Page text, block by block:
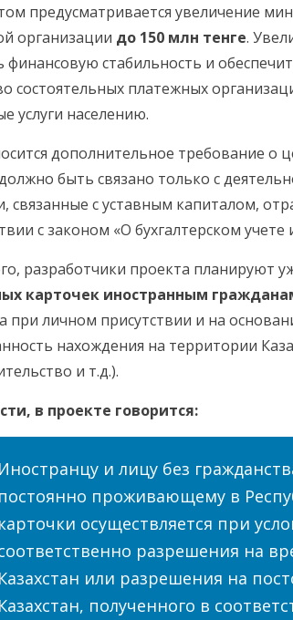
предусматривается увеличение
организации до 150 млн тенге.
финансовую стабильность и
состоятельных платежных
услуги населению.
дополнительное требование о
быть связано только с
связанные с уставным капиталом,
с законом «О бухгалтерском
разработчики проекта планируют
карточек иностранным
при личном присутствии и на
нахождения на территории
и т.д.).
в проекте говорится:
Иностранцу и лицу без
постоянно проживающему в
карточки осуществляется при
разрешения на
Казахстан или разрешения на
Казахстан, полученного в